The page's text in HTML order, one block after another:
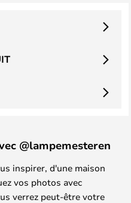
@lampemesteren
inspirer, d'une maison
vos photos avec
verrez peut-être votre